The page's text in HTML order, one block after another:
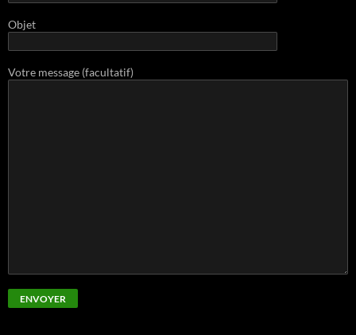
Objet
Votre message (facultatif)